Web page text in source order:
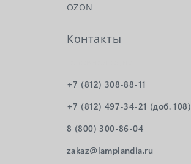
OZON
Контакты
+7 (812) 308-88-11
+7 (812) 497-34-21 (доб. 108)
8 (800) 300-86-04
zakaz@lamplandia.ru